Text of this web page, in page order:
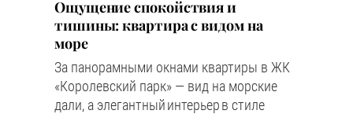
Ощущение спокойствия и
тишины: квартира с видом на
море
За панорамными окнами квартиры в ЖК
«Королевский парк» — вид на морские
дали, а элегантный интерьер в стиле